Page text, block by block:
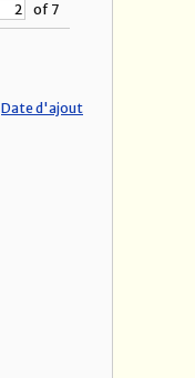
of 7
Date d'ajout